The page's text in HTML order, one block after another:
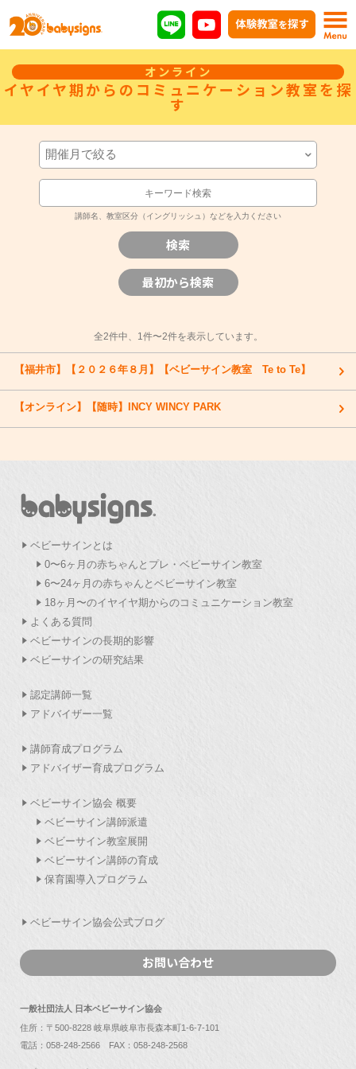
オンライン
イヤイヤ期からのコミュニケーション教室を探
す
講師名、教室区分（イングリッシュ）などを入力ください
全2件中、1件〜2件を表示しています。
【福井市】【２０２６年８月】【ベビーサイン教室 Te to Te】
【オンライン】【随時】INCY WINCY PARK
ベビーサインとは
0〜6ヶ月の赤ちゃんとプレ・ベビーサイン教室
6〜24ヶ月の赤ちゃんとベビーサイン教室
18ヶ月〜のイヤイヤ期からのコミュニケーション教室
よくある質問
ベビーサインの長期的影響
ベビーサインの研究結果
認定講師一覧
アドバイザー一覧
講師育成プログラム
アドバイザー育成プログラム
ベビーサイン協会 概要
ベビーサイン講師派遣
ベビーサイン教室展開
ベビーサイン講師の育成
保育園導入プログラム
ベビーサイン協会公式ブログ
お問い合わせ
一般社団法人 日本ベビーサイン協会
住所：〒500-8228 岐阜県岐阜市長森本町1-6-7-101
電話： 058-248-2566 FAX：058-248-2568